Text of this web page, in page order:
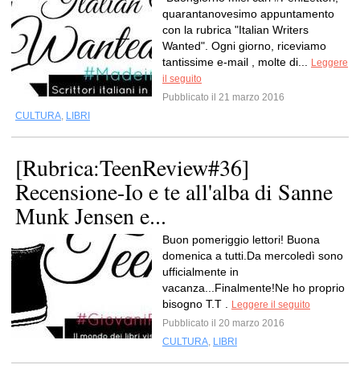
quarantanovesimo appuntamento
con la rubrica "Italian Writers
Wanted". Ogni giorno, riceviamo
tantissime e-mail , molte di...
Leggere
il seguito
Pubblicato il 21 marzo 2016
CULTURA, LIBRI
[Rubrica:TeenReview#36]
Recensione-Io e te all'alba di Sanne
Munk Jensen e...
Buon pomeriggio lettori! Buona
domenica a tutti.Da mercoledì sono
ufficialmente in
vacanza...Finalmente!Ne ho proprio
bisogno T.T .
Leggere il seguito
Pubblicato il 20 marzo 2016
CULTURA, LIBRI